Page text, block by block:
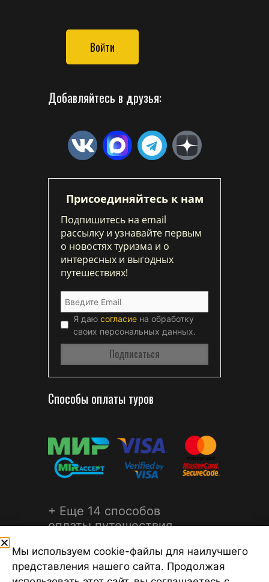
Войти
Добавляйтесь в друзья:
Присоединяйтесь к нам
Подпишитесь на email
рассылку и узнавайте первым
о новостях туризма и о
интересных и выгодных
путешествиях!
Я даю согласие на обработку
своих персональных данных.
Способы оплаты туров
+ Еще 14 способов
оплаты путешествия
Мы используем cookie-файлы для наилучшего
представления нашего сайта. Продолжая